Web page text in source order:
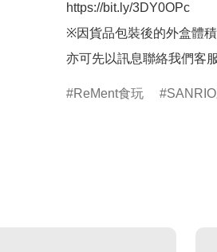
https://bit.ly/3DY0OPc
※因貨品包裝後的外盒體
亦可先以訊息聯絡我們客
ReMent食玩